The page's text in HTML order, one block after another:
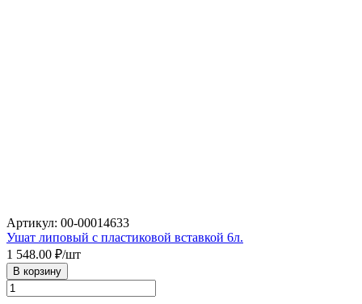
Артикул: 00-00014633
Ушат липовый с пластиковой вставкой 6л.
1 548.00 ₽/шт
В корзину